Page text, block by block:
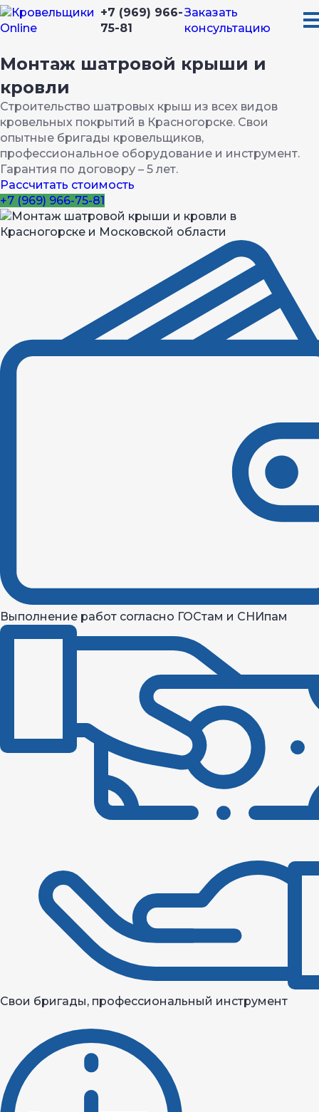
+7 (969) 966-
75-81
Заказать
консультацию
Монтаж шатровой крыши и
кровли
Строительство шатровых крыш из всех видов
кровельных покрытий в Красногорске. Свои
опытные бригады кровельщиков,
профессиональное оборудование и инструмент.
Гарантия по договору – 5 лет.
Рассчитать стоимость
+7 (969) 966-75-81
Выполнение работ согласно ГОСтам и СНИпам
Свои бригады, профессиональный инструмент